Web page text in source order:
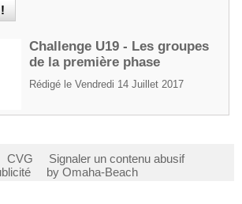
Challenge U19 - Les groupes
de la première phase
Rédigé le Vendredi 14 Juillet 2017
CVG
Signaler un contenu abusif
by Omaha-Beach